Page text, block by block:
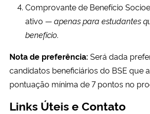
Comprovante de Benefício
ativo —apenas para estudantes
benefício.
Nota de preferência: Será dada
candidatos beneficiários do BSE que
pontuação mínima de 7 pontos no
Links Úteis e Contato